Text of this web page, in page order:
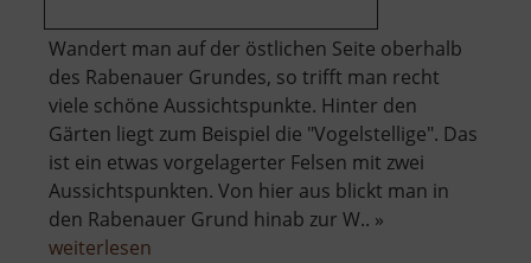
Wandert man auf der östlichen Seite oberhalb
des Rabenauer Grundes, so trifft man recht
viele schöne Aussichtspunkte. Hinter den
Gärten liegt zum Beispiel die "Vogelstellige". Das
ist ein etwas vorgelagerter Felsen mit zwei
Aussichtspunkten. Von hier aus blickt man in
den Rabenauer Grund hinab zur W.. »
weiterlesen